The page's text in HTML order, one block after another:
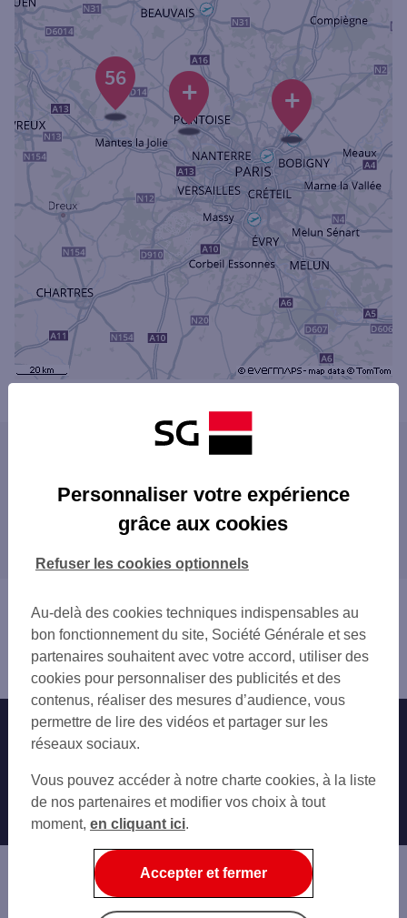
Rechercher +
+
56
Les distributeurs/automates dans les villes
ARGENTEUIL
ARNOUVILLE
CORMEILLES-EN-PARISIS
DEUIL-LA-BARRE
DOMONT
EAUBONNE
ENGHIEN-LES-BAINS
ERMONT
FRANCONVILLE
GONESSE
GOUSSAINVILLE
HERBLAY
JOUY-LE-MOUTIER
L'ISLE-ADAM
MONTIGNY-LÈS-CORMEILLES
Les distributeurs/automates dans les
27 EURE
77 SEINE-ET-MARNE
78 YVELINES
92 HAUTS-DE-SEINE
93 SEINE-SAINT-DENIS
Distributeurs/automates
Val-d'Oise
Nos engagements Nous contacter
Autres sites SG
Professionnels
Entreprises
Associations
Banque privée
Personnaliser votre expérience
grâce aux cookies
Au-delà des cookies techniques indispensables au
bon fonctionnement du site, Société Générale et ses
partenaires souhaitent avec votre accord, utiliser des
cookies pour personnaliser des publicités et des
contenus, réaliser des mesures d’audience, vous
permettre de lire des vidéos et partager sur les
réseaux sociaux.
Vous pouvez accéder à notre charte cookies, à la liste
de nos partenaires et modifier vos choix à tout
moment, en cliquant ici.
Refuser les cookies optionnels
Accepter et fermer